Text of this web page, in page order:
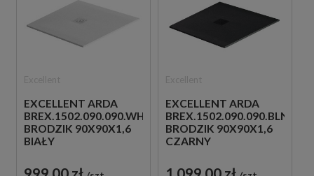
EXCELLENT ARDA
BREX.1502.090.090.WHN
BRODZIK 90X90X1,6
BIAŁY
EXCELLENT ARDA
BREX.1502.090.090.BLN
BRODZIK 90X90X1,6
CZARNY